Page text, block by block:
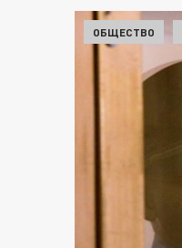
ОБЩЕСТВО